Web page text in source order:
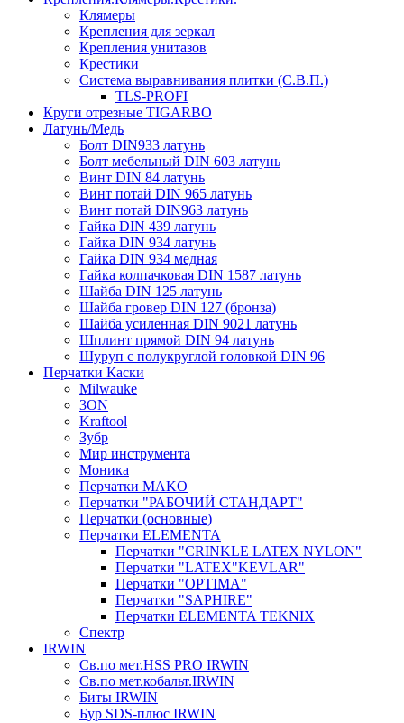
Клямеры
Крепления для зеркал
Крепления унитазов
Крестики
Система выравнивания плитки (С.В.П.)
TLS-PROFI
Круги отрезные TIGARBO
Латунь/Медь
Болт DIN933 латунь
Болт мебельный DIN 603 латунь
Винт DIN 84 латунь
Винт потай DIN 965 латунь
Винт потай DIN963 латунь
Гайка DIN 439 латунь
Гайка DIN 934 латунь
Гайка DIN 934 медная
Гайка колпачковая DIN 1587 латунь
Шайба DIN 125 латунь
Шайба гровер DIN 127 (бронза)
Шайба усиленная DIN 9021 латунь
Шплинт прямой DIN 94 латунь
Шуруп с полукруглой головкой DIN 96
Перчатки Каски
Milwauke
3ON
Kraftool
Зубр
Мир инструмента
Моника
Перчатки MAKO
Перчатки "РАБОЧИЙ СТАНДАРТ"
Перчатки (основные)
Перчатки ELEMENTA
Перчатки "CRINKLE LATEX NYLON"
Перчатки "LATEX"KEVLAR"
Перчатки "OPTIMA"
Перчатки "SAPHIRE"
Перчатки ELEMENTA TEKNIX
Спектр
IRWIN
Св.по мет.HSS PRO IRWIN
Св.по мет.кобальт.IRWIN
Биты IRWIN
Бур SDS-плюс IRWIN